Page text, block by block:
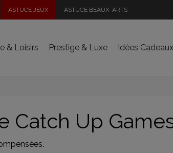
ASTUCE JEUX ASTUCE BEAUX-ARTS
& Loisirs Prestige & Luxe Idées Cadeaux
Catch Up